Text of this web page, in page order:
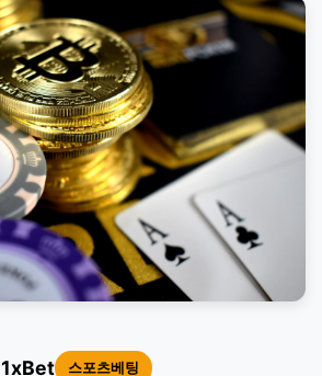
1xBet 스포츠베팅